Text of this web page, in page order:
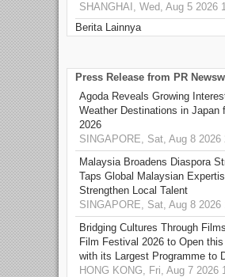
SHANGHAI, Wed, Aug 5 2026
Berita Lainnya
Press Release from PR
Agoda Reveals Growing
Weather Destinations in Japan
2026
SINGAPORE, Sat, Aug 8 2026
Malaysia Broadens Diaspora
Taps Global Malaysian
Strengthen Local Talent
SINGAPORE, Sat, Aug 8 2026
Bridging Cultures Through
Film Festival 2026 to Open
with its Largest Programme to
HONG KONG, Fri, Aug 7 2026